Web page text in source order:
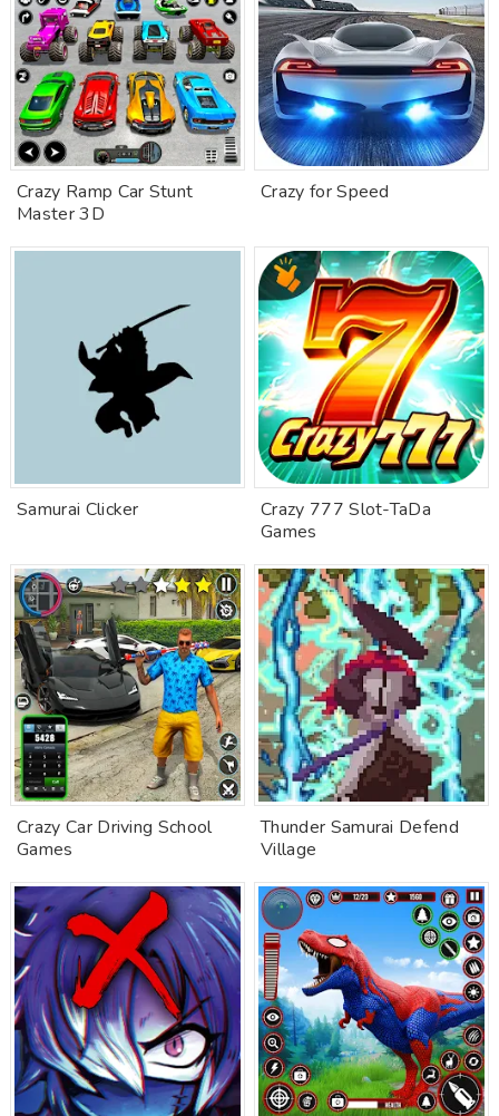
Crazy Ramp Car Stunt
Master 3D
Crazy for Speed
Samurai Clicker
Crazy 777 Slot-TaDa
Games
Crazy Car Driving School
Games
Thunder Samurai Defend
Village